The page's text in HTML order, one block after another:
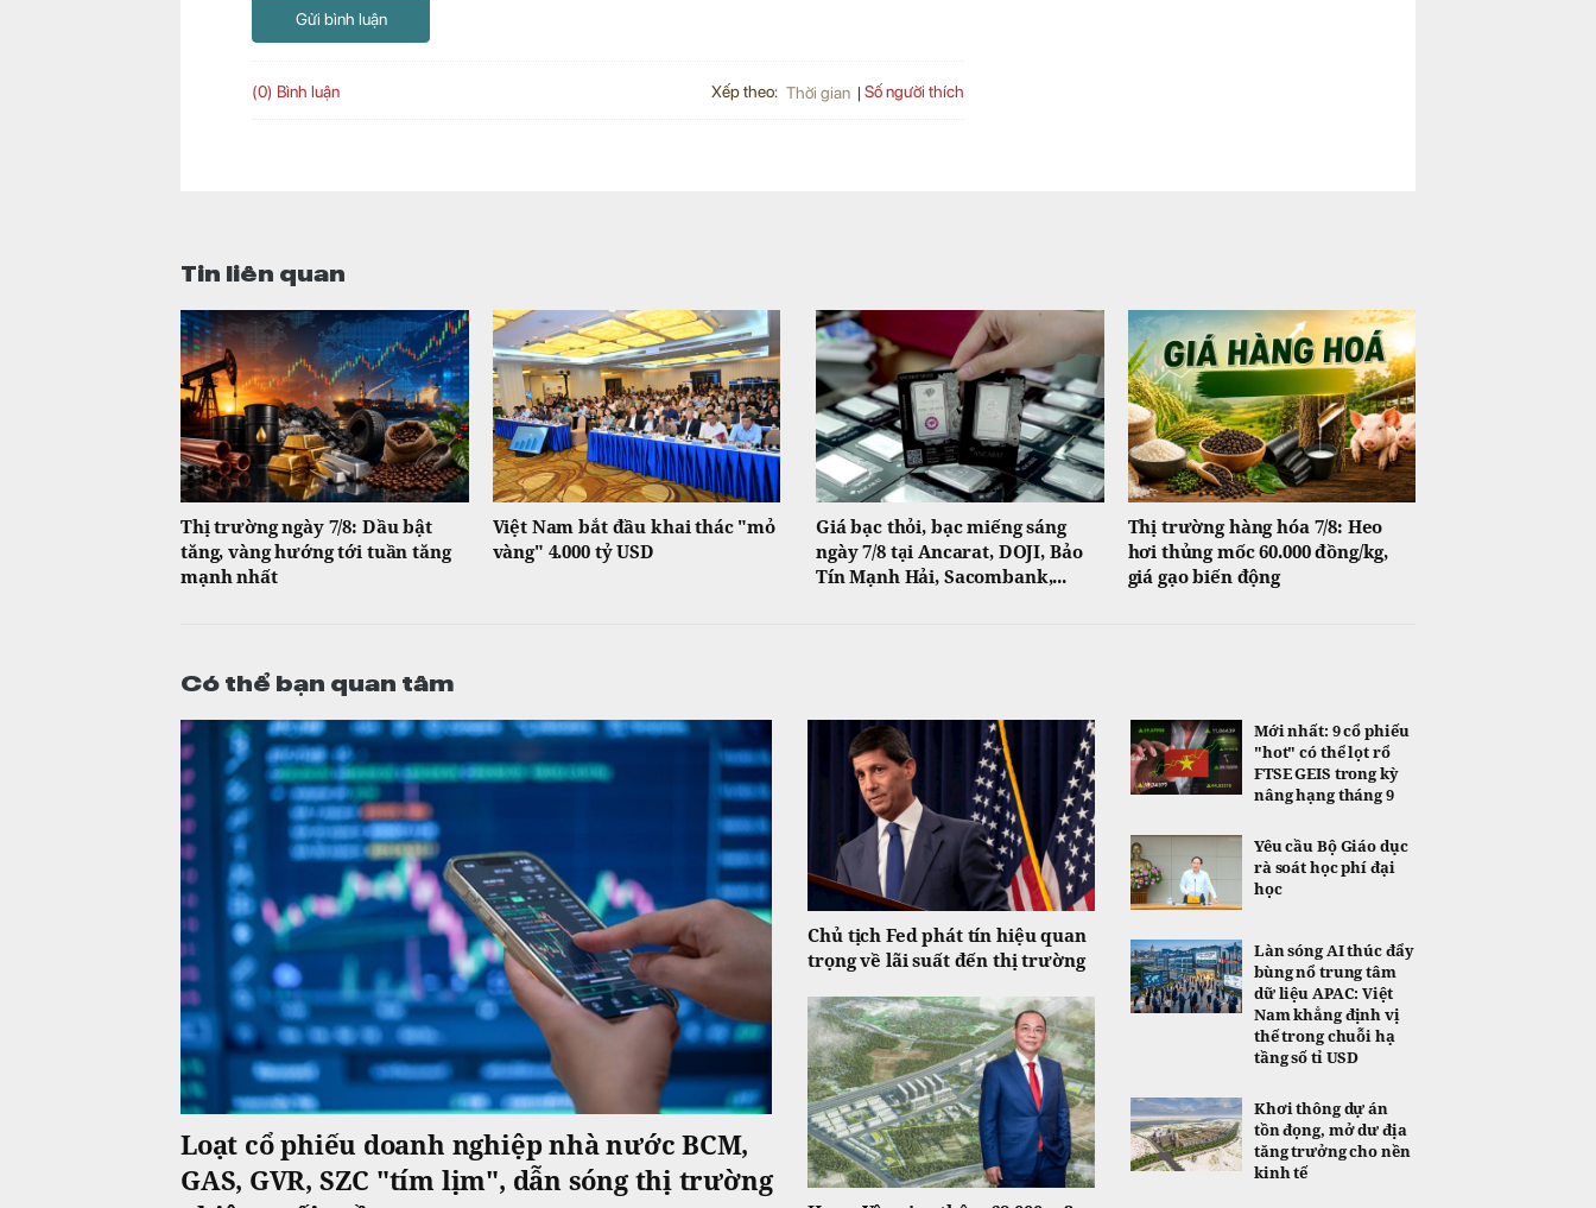
Gửi bình luận
(0) Bình luận Xếp theo: Thời gian Số người thích
Tin liên quan
Thị trường ngày 7/8: Dầu bật
tăng, vàng hướng tới tuần tăng
mạnh nhất
Việt Nam bắt đầu khai thác "mỏ
vàng" 4.000 tỷ USD
Giá bạc thỏi, bạc miếng sáng
ngày 7/8 tại Ancarat, DOJI, Bảo
Tín Mạnh Hải, Sacombank,...
Thị trường hàng hóa 7/8: Heo
hơi thủng mốc 60.000 đồng/kg,
giá gạo biến động
Có thể bạn quan tâm
Loạt cổ phiếu doanh nghiệp nhà nước BCM,
GAS, GVR, SZC "tím lịm", dẫn sóng thị trường
Chủ tịch Fed phát tín hiệu quan
trọng về lãi suất đến thị trường
Mới nhất: 9 cổ phiếu
"hot" có thể lọt rổ
FTSE GEIS trong kỳ
nâng hạng tháng 9
Yêu cầu Bộ Giáo dục
rà soát học phí đại
học
Làn sóng AI thúc đẩy
bùng nổ trung tâm
dữ liệu APAC: Việt
Nam khẳng định vị
thế trong chuỗi hạ
tầng số tỉ USD
Khơi thông dự án
tồn đọng, mở dư địa
tăng trưởng cho nền
kinh tế